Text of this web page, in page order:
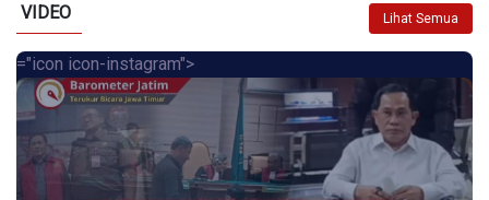
VIDEO Lihat Semua
="icon icon-instagram">